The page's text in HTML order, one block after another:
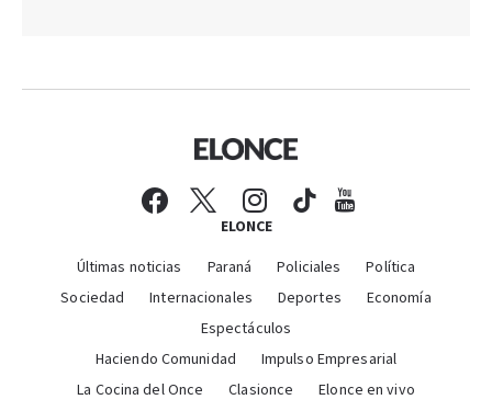
ELONCE
Últimas noticias Paraná Policiales
Política
Sociedad
Internacionales Deportes
Economía
Espectáculos
Haciendo Comunidad
Impulso Empresarial
La Cocina del Once
Clasionce
Elonce en vivo